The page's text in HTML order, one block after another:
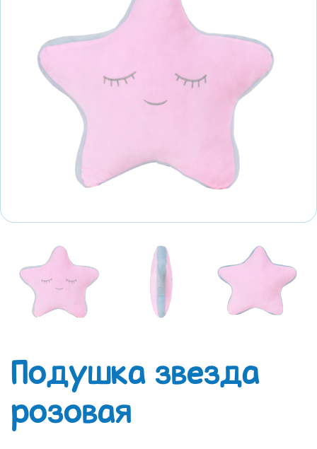
Подушка звезда
розовая